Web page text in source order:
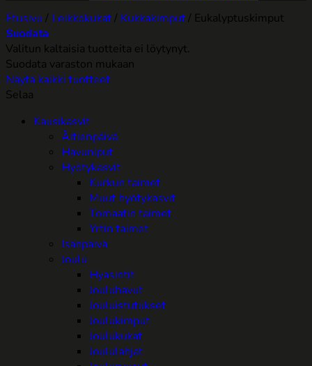
Etusivu / Leikkokukat/ Kukkakimput/ Eukalyptuskimput
Suodata
Valitun kaltaisia tuotteita ei löytynyt.
Suodata varaston mukaan
Näytä kaikki tuotteet
Selaa
Kausikasvit
Äitienpäivä
Havuniput
Hyötykasvit
Kurkun taimet
Muut hyötykasvit
Tomaatin taimet
Yrtin taimet
Isänpäivä
Joulu
Hyasintit
Jouluhavut
Jouluistutukset
Joulukimput
Joulukukat
Joululahjat